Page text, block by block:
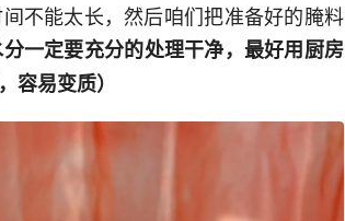
不能太长，然后咱们把准备好的腌料
分一定要充分的处理干净，最好用厨房
容易变质）